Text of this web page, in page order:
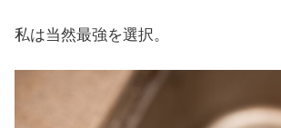
私は当然最強を選択。